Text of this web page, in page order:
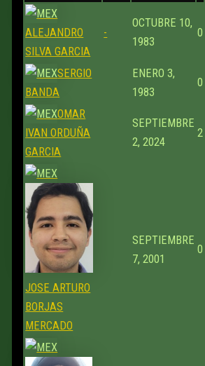
ALEJANDRO
SILVA GARCIA
-
OCTUBRE 10,
1983
0
SERGIO
BANDA
ENERO 3,
1983
0
OMAR
IVAN ORDUÑA
GARCIA
SEPTIEMBRE
2, 2024
2
JOSE ARTURO
BORJAS
MERCADO
SEPTIEMBRE
7, 2001
0